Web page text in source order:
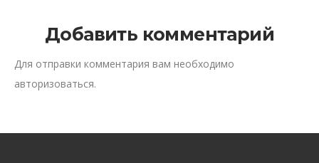
Добавить комментарий
Для отправки комментария вам необходимо
авторизоваться.